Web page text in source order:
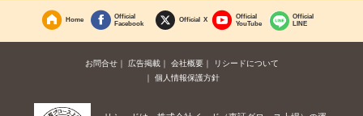
Home
Official
Facebook
Official X
Official
YouTube
Official
LINE
お問合せ 広告掲載 会社概要
リシードについて
個人情報保護方針